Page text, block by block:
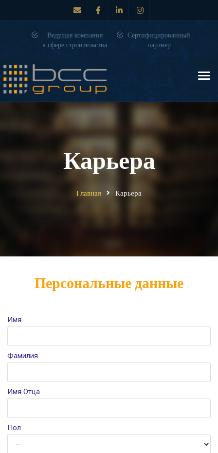
Ведущая компания
в сфере строительства
Сертифицированный
партнер
Карьера
Главная Карьера
Персональные данные
Имя
Фамилия
Имя Отца
Пол